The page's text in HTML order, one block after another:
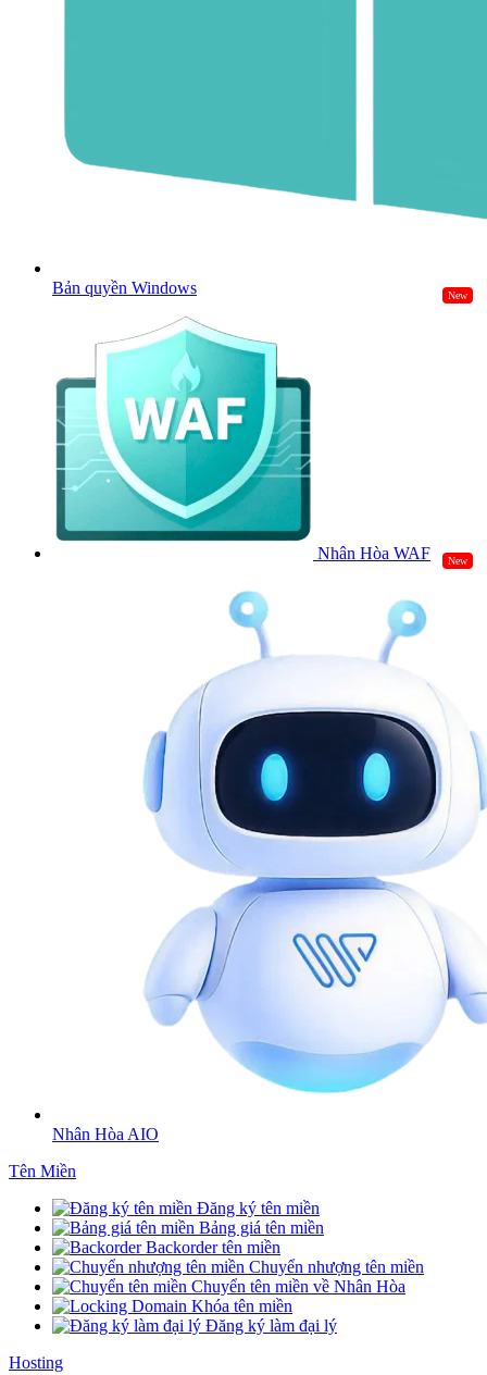
Bản quyền Windows New
Nhân Hòa WAF New
Nhân Hòa AIO
Tên Miền
Đăng ký tên miền
Bảng giá tên miền
Backorder tên miền
Chuyển nhượng tên miền
Chuyển tên miền về Nhân Hòa
Khóa tên miền
Đăng ký làm đại lý
Hosting